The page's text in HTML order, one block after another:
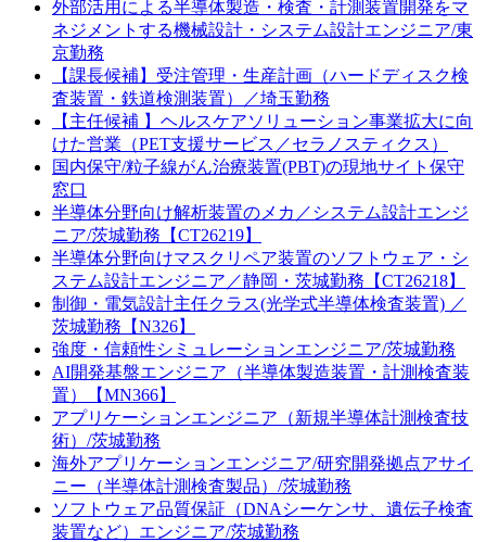
外部活用による半導体製造・検査・計測装置開発をマ
ネジメントする機械設計・システム設計エンジニア/東
京勤務
【課長候補】受注管理・生産計画（ハードディスク検
査装置・鉄道検測装置）／埼玉勤務
【主任候補 】ヘルスケアソリューション事業拡大に向
けた営業（PET支援サービス／セラノスティクス）
国内保守/粒子線がん治療装置(PBT)の現地サイト保守
窓口
半導体分野向け解析装置のメカ／システム設計エンジ
ニア/茨城勤務【CT26219】
半導体分野向けマスクリペア装置のソフトウェア・シ
ステム設計エンジニア／静岡・茨城勤務【CT26218】
制御・電気設計主任クラス(光学式半導体検査装置) ／
茨城勤務【N326】
強度・信頼性シミュレーションエンジニア/茨城勤務
AI開発基盤エンジニア（半導体製造装置・計測検査装
置）【MN366】
アプリケーションエンジニア（新規半導体計測検査技
術）/茨城勤務
海外アプリケーションエンジニア/研究開発拠点アサイ
ニー（半導体計測検査製品）/茨城勤務
ソフトウェア品質保証（DNAシーケンサ、遺伝子検査
装置など）エンジニア/茨城勤務